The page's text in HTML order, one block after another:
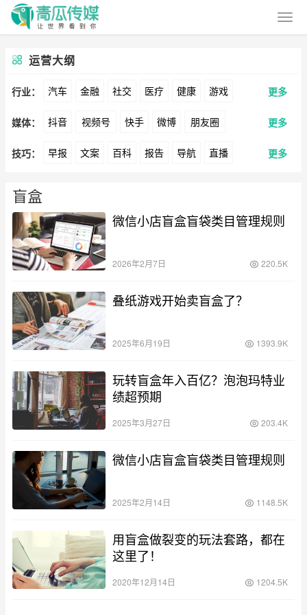
运营大纲
行业： 汽车 金融 社交 医疗 健康 游戏
动漫 美妆 美食 家装 教育 婚纱
酒旅 母婴 宠物 文娱 跨境 科技
更多
媒体： 抖音 视频号 快手 微博 朋友圈
公众号 B站 小红书 头条 知乎
最右 神马 谷歌 Facebook Tiktok
YouTube
更多
技巧： 早报 文案 百科 报告 导航 直播
涨粉 广告 推广 方案 策划 案例
数据 拉新
更多
盲盒
微信小店盲盒盲袋类目管理规则
2026年2月7日 220.5K
叠纸游戏开始卖盲盒了？
2025年6月19日 1393.9K
玩转盲盒年入百亿？泡泡玛特业
绩超预期
2025年3月27日 203.4K
微信小店盲盒盲袋类目管理规则
2025年2月14日 1148.5K
用盲盒做裂变的玩法套路，都在
这里了！
2020年12月14日 1204.5K